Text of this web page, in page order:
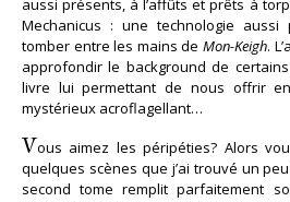
aussi présents, à l’affûts et prêts à
Mechanicus : une technologie
tomber entre les mains de Mon-Keigh.
approfondir le background de
livre lui permettant de nous offrir
mystérieux acroflagellant…
Vous aimez les péripéties? Alors
quelques scènes que j’ai trouvé un
second tome remplit parfaitement